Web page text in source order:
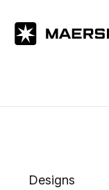
Designs